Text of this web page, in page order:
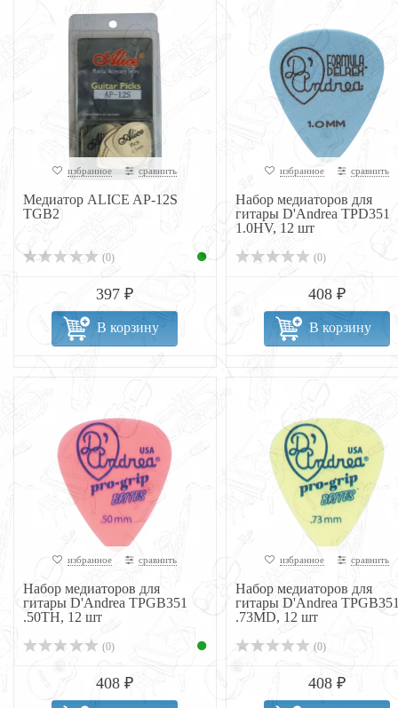
избранное сравнить
Медиатор ALICE AP-12S
TGB2
(0)
397 ₽
В корзину
избранное сравнить
Набор медиаторов для
гитары D'Andrea TPD351
1.0HV, 12 шт
(0)
408 ₽
В корзину
избранное сравнить
Набор медиаторов для
гитары D'Andrea TPGB351
.50TH, 12 шт
(0)
408 ₽
избранное сравнить
Набор медиаторов для
гитары D'Andrea
.73MD, 12 шт
(0)
408 ₽